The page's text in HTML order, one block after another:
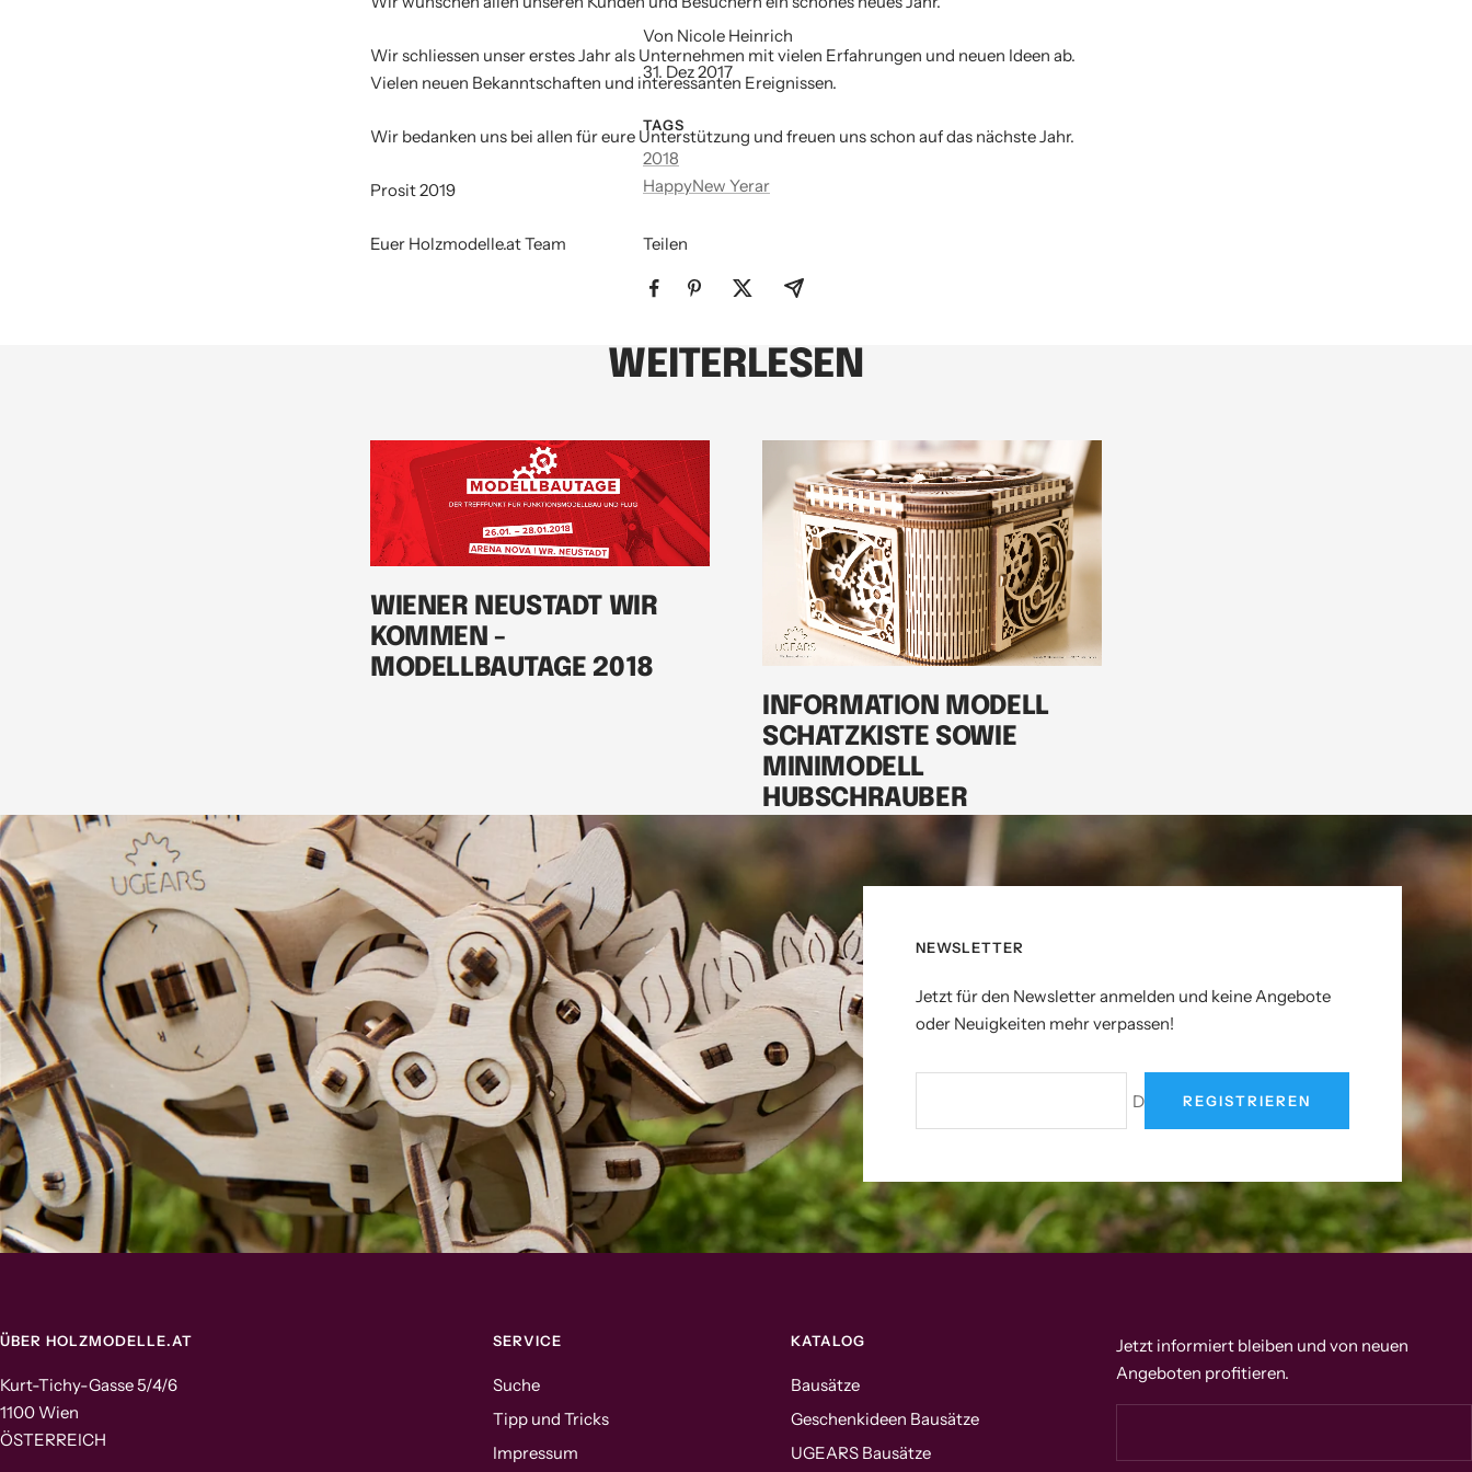
Von Nicole Heinrich
31. Dez 2017
TAGS
2018
HappyNew Yerar
Teilen
Wir schliessen unser erstes Jahr als Unternehmen mit vielen Erfahrungen und neuen Ideen ab.
Vielen neuen Bekanntschaften und interessanten Ereignissen.
Wir bedanken uns bei allen für eure Unterstützung und freuen uns schon auf das nächste Jahr.
Prosit 2019
Euer Holzmodelle.at Team
WEITERLESEN
WIENER NEUSTADT WIR
KOMMEN -
MODELLBAUTAGE 2018
INFORMATION MODELL
SCHATZKISTE SOWIE
MINIMODELL
HUBSCHRAUBER
NEWSLETTER
Jetzt für den Newsletter anmelden und keine Angebote
oder Neuigkeiten mehr verpassen!
Deine E-MailREGISTRIEREN
ÜBER HOLZMODELLE.AT
Kurt-Tichy-Gasse 5/4/6
1100 Wien
ÖSTERREICH
SERVICE
Suche
Tipp und Tricks
Impressum
KATALOG
Bausätze
Geschenkideen Bausätze
UGEARS Bausätze
Jetzt informiert bleiben und von neuen
Angeboten profitieren.